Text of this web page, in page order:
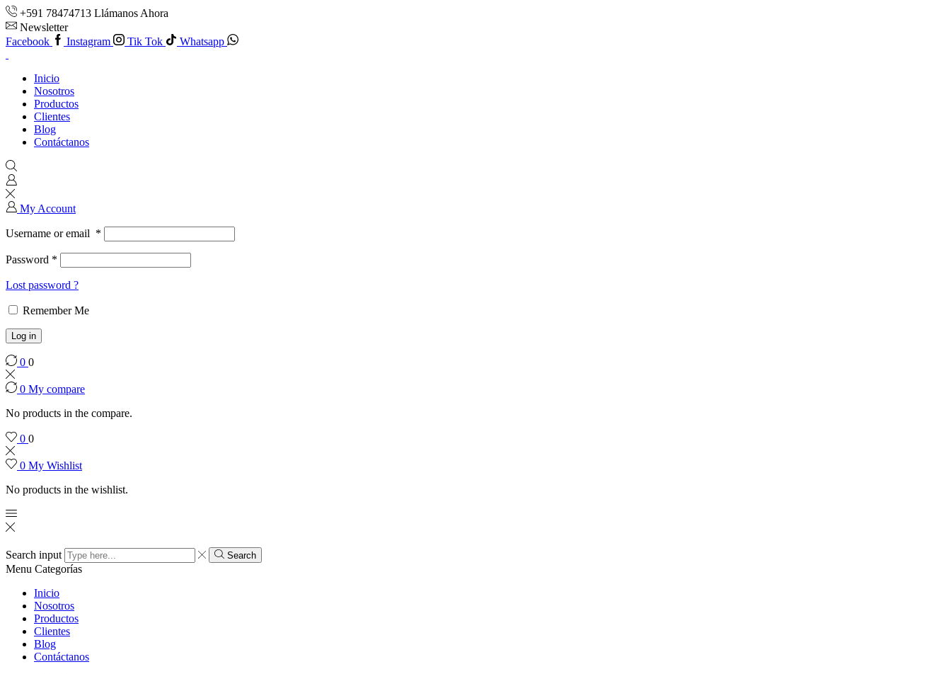
+591 78474713 Llámanos Ahora
Newsletter
Facebook
Instagram Tik Tok Whatsapp
Inicio
Nosotros
Productos
Clientes
Blog
Contáctanos
My Account
Username or email *
Password *
Lost password ?
Remember Me
Log in
0 0
0 My compare
No products in the compare.
0 0
0 My Wishlist
No products in the wishlist.
Search input Search
Menu Categorías
Inicio
Nosotros
Productos
Clientes
Blog
Contáctanos